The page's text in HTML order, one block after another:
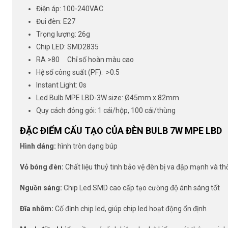
Điện áp: 100-240VAC
Đui đèn: E27
Trọng lượng: 26g
Chip LED: SMD2835
RA >80 Chỉ số hoàn màu cao
Hệ số công suất (PF): >0.5
Instant Light: 0s
Led Bulb MPE LBD-3W size: Ø45mm x 82mm
Quy cách đóng gói: 1 cái/hộp, 100 cái/thùng
ĐẶC ĐIỂM CẤU TẠO CỦA ĐÈN BULB 7W MPE LBD
Hình dáng: hình tròn dạng búp
Vỏ bóng đèn: Chất liệu thuỷ tinh bảo vệ đèn bị va đập mạnh và
Nguồn sáng: Chip Led SMD cao cấp tạo cường độ ánh sáng tốt
Đĩa nhôm: Cố định chip led, giúp chip led hoạt động ổn định